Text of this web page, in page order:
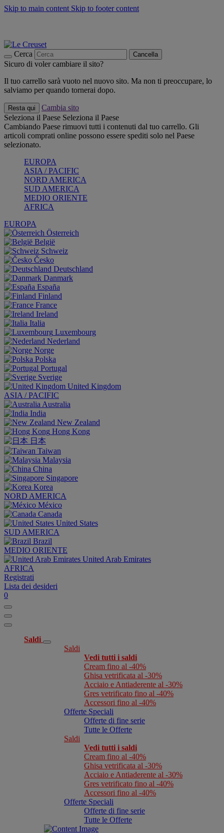
Skip to main content Skip to footer content
Cerca Cancella
Sicuro di voler cambiare il sito?
Il tuo carrello sarà vuoto nel nuovo sito. Ma non ti preoccupare, lo
salviamo per quando tornerai dopo.
Resta qui
Cambia sito
Seleziona il Paese Seleziona il Paese
Cambiando Paese rimuovi tutti i contenuti dal tuo carrello. Gli
articoli comprati online possono essere spediti solo nel Paese
selezionato.
EUROPA
ASIA / PACIFIC
NORD AMERICA
SUD AMERICA
MEDIO ORIENTE
AFRICA
EUROPA
Österreich
België
Schweiz
Česko
Deutschland
Danmark
España
Finland
France
Ireland
Italia
Luxembourg
Nederland
Norge
Polska
Portugal
Sverige
United Kingdom
ASIA / PACIFIC
Australia
India
New Zealand
Hong Kong
日本
Taiwan
Malaysia
China
Singapore
Korea
NORD AMERICA
México
Canada
United States
SUD AMERICA
Brazil
MEDIO ORIENTE
United Arab Emirates
AFRICA
Registrati
Lista dei desideri
0
Saldi
Saldi
Vedi tutti i saldi
Cream fino al -40%
Ghisa vetrificata al -30%
Acciaio e Antiaderente al -30%
Gres vetrificato fino al -40%
Accessori fino al -40%
Offerte Speciali
Offerte di fine serie
Tutte le Offerte
Saldi
Vedi tutti i saldi
Cream fino al -40%
Ghisa vetrificata al -30%
Acciaio e Antiaderente al -30%
Gres vetrificato fino al -40%
Accessori fino al -40%
Offerte Speciali
Offerte di fine serie
Tutte le Offerte